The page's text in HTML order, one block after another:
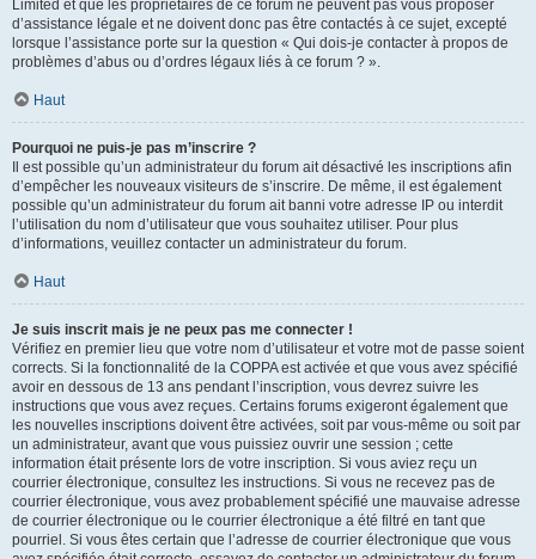
Limited et que les propriétaires de ce forum ne peuvent pas vous proposer
d’assistance légale et ne doivent donc pas être contactés à ce sujet, excepté
lorsque l’assistance porte sur la question « Qui dois-je contacter à propos de
problèmes d’abus ou d’ordres légaux liés à ce forum ? ».
Haut
Pourquoi ne puis-je pas m’inscrire ?
Il est possible qu’un administrateur du forum ait désactivé les inscriptions afin
d’empêcher les nouveaux visiteurs de s’inscrire. De même, il est également
possible qu’un administrateur du forum ait banni votre adresse IP ou interdit
l’utilisation du nom d’utilisateur que vous souhaitez utiliser. Pour plus
d’informations, veuillez contacter un administrateur du forum.
Haut
Je suis inscrit mais je ne peux pas me connecter !
Vérifiez en premier lieu que votre nom d’utilisateur et votre mot de passe soient
corrects. Si la fonctionnalité de la COPPA est activée et que vous avez spécifié
avoir en dessous de 13 ans pendant l’inscription, vous devrez suivre les
instructions que vous avez reçues. Certains forums exigeront également que
les nouvelles inscriptions doivent être activées, soit par vous-même ou soit par
un administrateur, avant que vous puissiez ouvrir une session ; cette
information était présente lors de votre inscription. Si vous aviez reçu un
courrier électronique, consultez les instructions. Si vous ne recevez pas de
courrier électronique, vous avez probablement spécifié une mauvaise adresse
de courrier électronique ou le courrier électronique a été filtré en tant que
pourriel. Si vous êtes certain que l’adresse de courrier électronique que vous